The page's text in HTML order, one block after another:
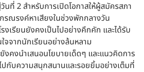
นที่ 2 สำหรับการเปิดโอกาสให้ผู้สมัครสภา
รณรงค์หาเสียงในช่วงพักกลางวัน
งเรียนยังคงเป็นไปอย่างคึกคัก และได้รับ
จจากนักเรียนอย่างล้นหลาม
งคงนำเสนอนโยบายเด็ดๆ และแนวคิดการ
กับความสนุกสนานและรอยยิ้มอย่างเต็มที่